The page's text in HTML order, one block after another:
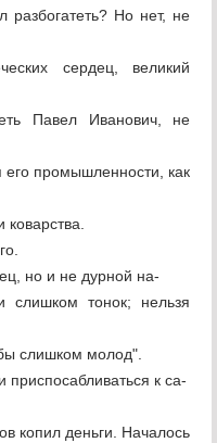
разбогатеть? Но нет, не
сердец, великий
Павел Иванович, не
промышленности, как
коварства.
но и не дурной на-
слишком тонок; нельзя
слишком молод".
приспосабливаться к са-
копил деньги. Началось